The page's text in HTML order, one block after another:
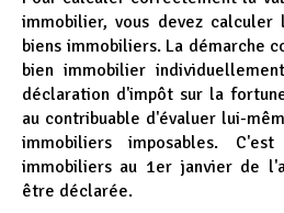
immobilier, vous devez
biens immobiliers. La démarche
bien immobilier
déclaration d'impôt sur la
au contribuable d'évaluer lui-
immobiliers imposables.
immobiliers au 1er janvier de
être déclarée.